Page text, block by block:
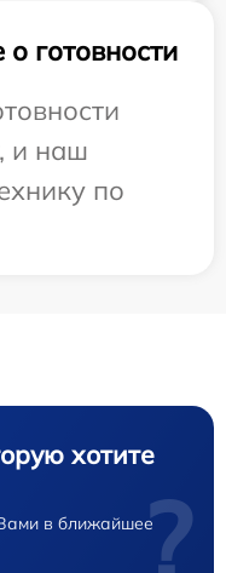
готовности
и наш
по
хотите
в ближайшее?